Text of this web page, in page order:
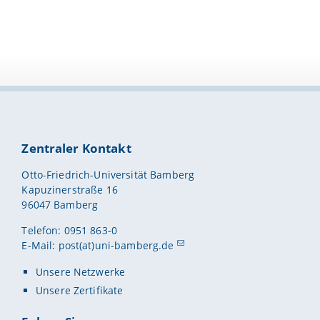
Zentraler Kontakt
Otto-Friedrich-Universität Bamberg
Kapuzinerstraße 16
96047 Bamberg
Telefon: 0951 863-0
E-Mail: post(at)uni-bamberg.de
Unsere Netzwerke
Unsere Zertifikate